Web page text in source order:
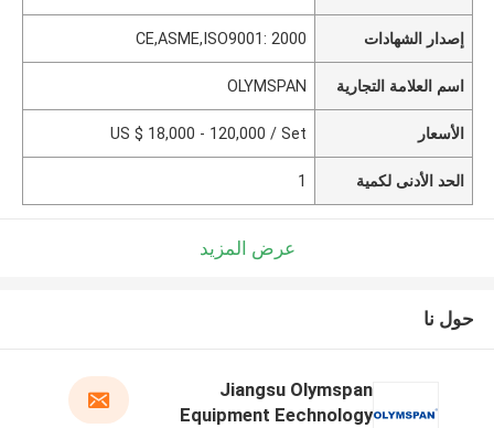
إصدار الشهادات CE,ASME,ISO9001: 2000
اسم العلامة التجارية OLYMSPAN
الأسعار US $ 18,000 - 120,000 / Set
الحد الأدنى لكمية 1
عرض المزيد
حول نا
Jiangsu Olymspan
Equipment Eechnology